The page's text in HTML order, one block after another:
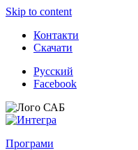
Skip to content
Контакти
Скачати
Русский
Facebook
Програми